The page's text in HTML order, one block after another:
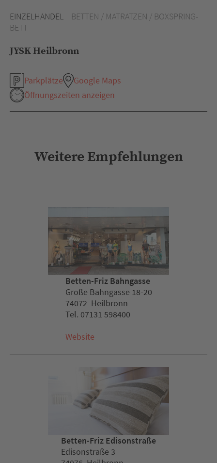
EINZELHANDEL
BETTEN / MATRATZEN / BOXSPRING-
BETT
JYSK Heilbronn
Parkplätze
Google Maps
Öffnungszeiten anzeigen
Weitere Empfehlungen
Betten-Friz Bahngasse
Große Bahngasse 18-20
74072 Heilbronn
Tel. 07131 598400
Website
Betten-Friz Edisonstraße
Edisonstraße 3